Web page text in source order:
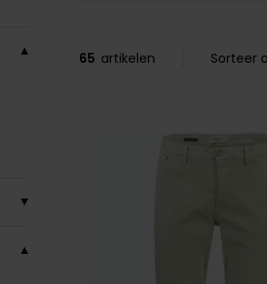
65 artikelen Sorteer